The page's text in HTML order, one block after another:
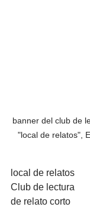
banner del club de
"local de relatos",
local de relatos
Club de lectura
de relato corto